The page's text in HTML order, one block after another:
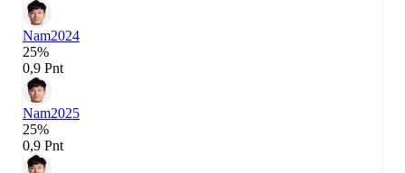
Nam2024
25%
0,9 Pnt
Nam2025
25%
0,9 Pnt